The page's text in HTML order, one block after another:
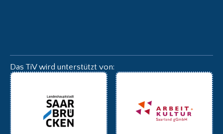
Das TiV wird unterstützt von: